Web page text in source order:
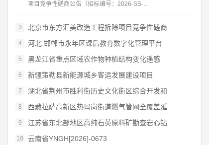
项目竞争性磋商公告（招标编号：2026‑SS‑...
3 北京市东方汇美改造工程拆除项目竞争性磋商
4 河北 邯郸市永年区课后教育数字化管理平台
5 黑龙江省重点区域农作物种植结构变化遥感
6 新疆策勒县新能源城乡客运发展建设项目
7 湖北省荆州市胜利街历史文化街区综合开发和
8 西藏拉萨高新区热玛岗街道燃气管网全覆盖延
9 江苏省东北部地区高纯石英原料矿勘查岩心钻
10 云南省YNGH[2026]-0673